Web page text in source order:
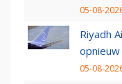
05-08-
Riyadh
05-08-